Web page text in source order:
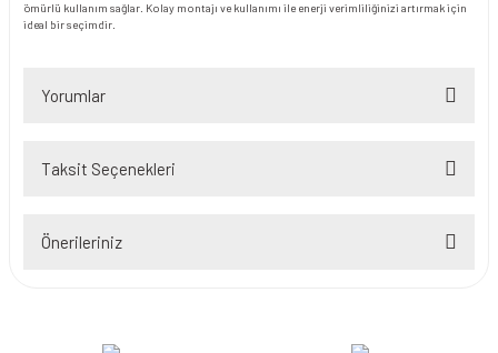
ömürlü kullanım sağlar. Kolay montajı ve kullanımı ile enerji verimliliğinizi artırmak için
ideal bir seçimdir.
Yorumlar
Taksit Seçenekleri
Önerileriniz
iletebilirsiniz.